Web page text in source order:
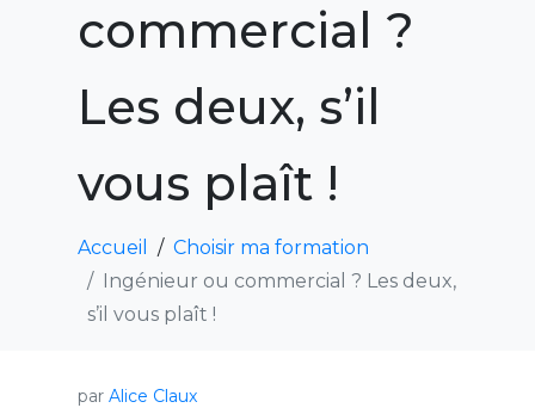
commercial ?
Les deux, s’il
vous plaît !
Accueil
Choisir ma formation
Ingénieur ou commercial ? Les deux,
s’il vous plaît !
par Alice Claux